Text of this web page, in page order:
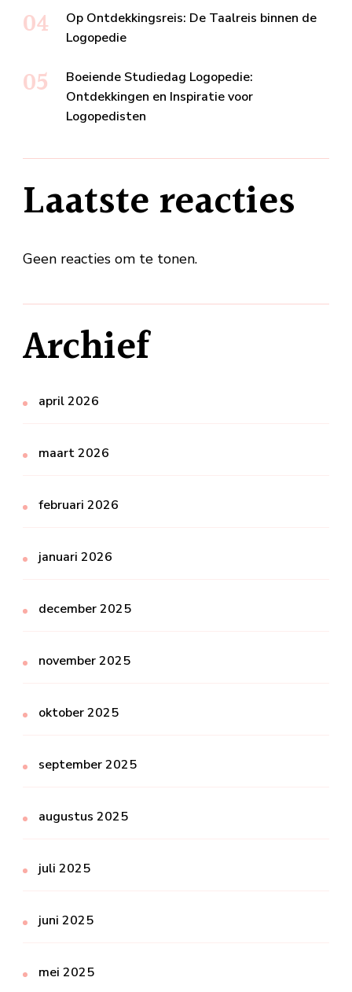
Op Ontdekkingsreis: De Taalreis binnen de
Logopedie
Boeiende Studiedag Logopedie:
Ontdekkingen en Inspiratie voor
Logopedisten
Laatste reacties
Geen reacties om te tonen.
Archief
april 2026
maart 2026
februari 2026
januari 2026
december 2025
november 2025
oktober 2025
september 2025
augustus 2025
juli 2025
juni 2025
mei 2025